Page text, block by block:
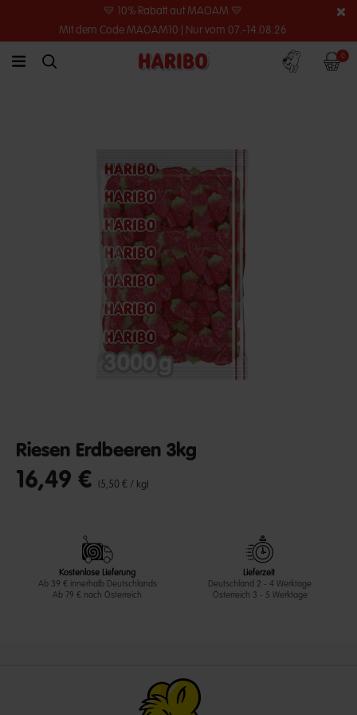
💛 10% Rabatt auf MAOAM 💛
Mit dem Code MAOAM10 | Nur vom 07.-14.08.26
link.header.menu.label
simplesearch.search.label
Konto 0
Riesen Erdbeeren 3kg
undefined out of 5 Customer Rating
16,49 € (5,50 € / kg)
Kostenlose Lieferung
Ab 39 € innerhalb Deutschlands
Ab 79 € nach Österreich
Lieferzeit
Deutschland 2 - 4 Werktage
Österreich 3 - 5 Werktage